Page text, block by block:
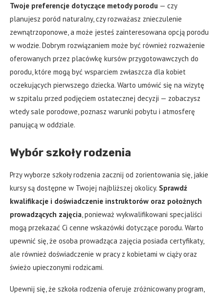
Twoje preferencje dotyczące metody porodu — czy
planujesz poród naturalny, czy rozważasz znieczulenie
zewnątrzoponowe, a może jesteś zainteresowana opcją porodu
w wodzie. Dobrym rozwiązaniem może być również rozważenie
oferowanych przez placówkę kursów przygotowawczych do
porodu, które mogą być wsparciem zwłaszcza dla kobiet
oczekujących pierwszego dziecka. Warto umówić się na wizytę
w szpitalu przed podjęciem ostatecznej decyzji — zobaczysz
wtedy sale porodowe, poznasz warunki pobytu i atmosferę
panującą w oddziale.
Wybór szkoły rodzenia
Przy wyborze szkoły rodzenia zacznij od zorientowania się, jakie
kursy są dostępne w Twojej najbliższej okolicy. Sprawdź
kwalifikacje i doświadczenie instruktorów oraz położnych
prowadzących zajęcia, ponieważ wykwalifikowani specjaliści
mogą przekazać Ci cenne wskazówki dotyczące porodu. Warto
upewnić się, że osoba prowadząca zajęcia posiada certyfikaty,
ale również doświadczenie w pracy z kobietami w ciąży oraz
świeżo upieczonymi rodzicami.
Upewnij się, że szkoła rodzenia oferuje zróżnicowany program,